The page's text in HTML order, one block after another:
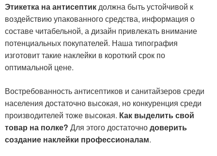
Этикетка на антисептикдолжна быть устойчивой к
воздействию упакованного средства, информация о
составе читабельной, а дизайн привлекать внимание
потенциальных покупателей. Наша типография
изготовит такие наклейки в короткий срок по
оптимальной цене.
Востребованность антисептиков и санитайзеров среди
населения достаточно высокая, но конкуренция среди
производителей тоже высокая. Как выделить свой
товар на полке? Для этого достаточнодоверить
создание наклейки профессионалам.